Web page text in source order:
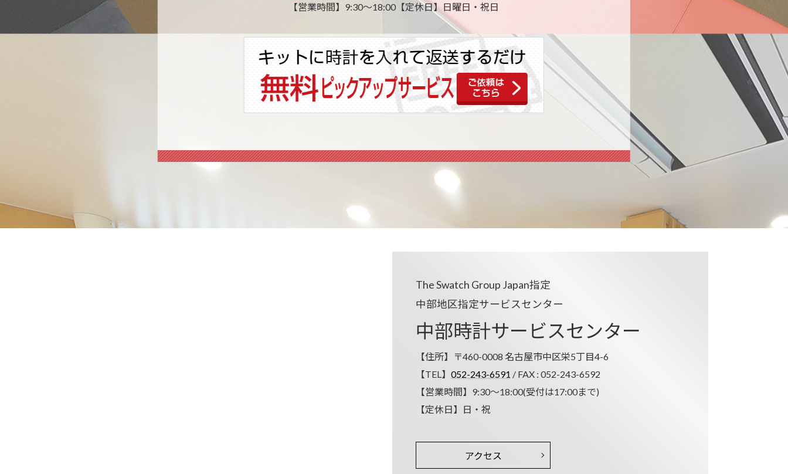
【営業時間】9:30〜18:00 【定休日】日曜日・祝日
The Swatch Group Japan指定
中部地区指定サービスセンター
中部時計サービスセンター
【住所】〒460-0008 名古屋市中区栄5丁目4-6
【TEL】052-243-6591 / FAX : 052-243-6592
【営業時間】9:30～18:00(受付は17:00まで)
【定休日】日・祝
アクセス